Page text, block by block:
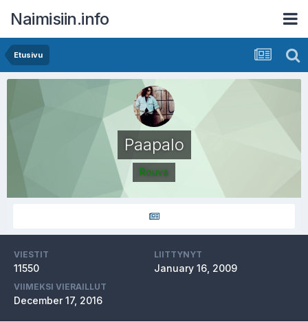
Naimisiin.info
Etusivu
Paapalo
Rouva
VIESTIT
11550
LIITTYNYT
January 16, 2009
VIIMEKSI VIERAILLUT
December 17, 2016